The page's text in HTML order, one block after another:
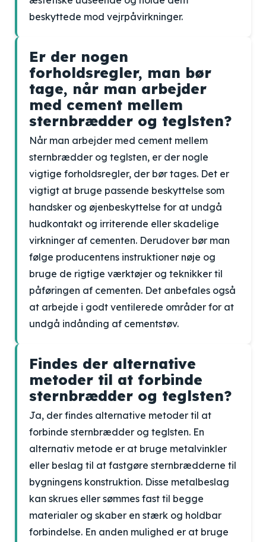
beskyttede mod vejrpåvirkninger.
Er der nogen
forholdsregler, man bør
tage, når man arbejder
med cement mellem
sternbrædder og teglsten?
Når man arbejder med cement mellem
sternbrædder og teglsten, er der nogle
vigtige forholdsregler, der bør tages. Det er
vigtigt at bruge passende beskyttelse som
handsker og øjenbeskyttelse for at undgå
hudkontakt og irriterende eller skadelige
virkninger af cementen. Derudover bør man
følge producentens instruktioner nøje og
bruge de rigtige værktøjer og teknikker til
påføringen af cementen. Det anbefales også
at arbejde i godt ventilerede områder for at
undgå indånding af cementstøv.
Findes der alternative
metoder til at forbinde
sternbrædder og teglsten?
Ja, der findes alternative metoder til at
forbinde sternbrædder og teglsten. En
alternativ metode er at bruge metalvinkler
eller beslag til at fastgøre sternbrædderne til
bygningens konstruktion. Disse metalbeslag
kan skrues eller sømmes fast til begge
materialer og skaber en stærk og holdbar
forbindelse. En anden mulighed er at bruge